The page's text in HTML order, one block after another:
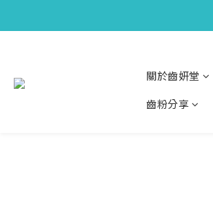
關於齒妍堂
齒粉分享